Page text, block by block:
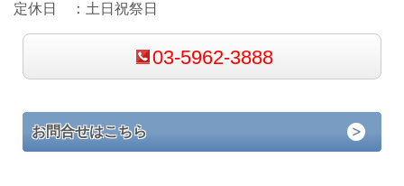
定休日 ： 土日祝祭日
03-5962-3888
お問合せはこちら